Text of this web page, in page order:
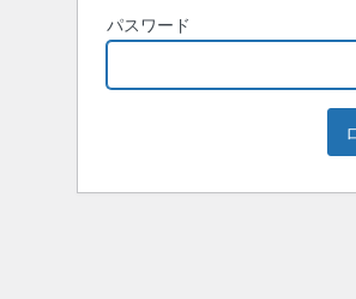
パスワード